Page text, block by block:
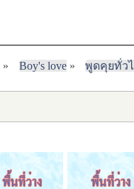
» Boy's love» พูดคุยทั่ว